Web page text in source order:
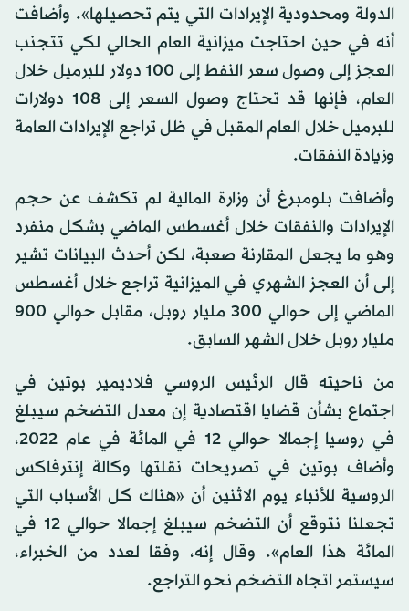
الدولة ومحدودية الإيرادات التي يتم تحصيلها». وأضافت
أنه في حين احتاجت ميزانية العام الحالي لكي تتجنب
العجز إلى وصول سعر النفط إلى 100 دولار للبرميل خلال
العام، فإنها قد تحتاج وصول السعر إلى 108 دولارات
للبرميل خلال العام المقبل في ظل تراجع الإيرادات العامة
وزيادة النفقات.
وأضافت بلومبرغ أن وزارة المالية لم تكشف عن حجم
الإيرادات والنفقات خلال أغسطس الماضي بشكل منفرد
وهو ما يجعل المقارنة صعبة، لكن أحدث البيانات تشير
إلى أن العجز الشهري في الميزانية تراجع خلال أغسطس
الماضي إلى حوالي 300 مليار روبل، مقابل حوالي 900
مليار روبل خلال الشهر السابق.
من ناحيته قال الرئيس الروسي فلاديمير بوتين في
اجتماع بشأن قضايا اقتصادية إن معدل التضخم سيبلغ
في روسيا إجمالا حوالي 12 في المائة في عام 2022،
وأضاف بوتين في تصريحات نقلتها وكالة إنترفاكس
الروسية للأنباء يوم الاثنين أن «هناك كل الأسباب التي
تجعلنا نتوقع أن التضخم سيبلغ إجمالا حوالي 12 في
المائة هذا العام». وقال إنه، وفقا لعدد من الخبراء،
سيستمر اتجاه التضخم نحو التراجع.